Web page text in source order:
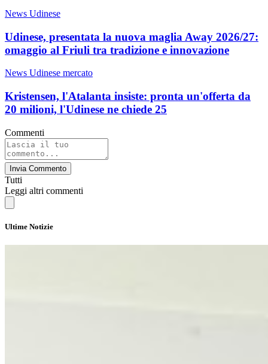
News Udinese
Udinese, presentata la nuova maglia Away 2026/27:
omaggio al Friuli tra tradizione e innovazione
News Udinese mercato
Kristensen, l'Atalanta insiste: pronta un'offerta da
20 milioni, l'Udinese ne chiede 25
Commenti
Invia Commento
Tutti
Leggi altri commenti
Ultime Notizie